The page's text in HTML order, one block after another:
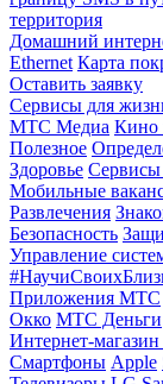
территория
Домашний
Ethernet Карта
Оставить заявку
Сервисы для
МТС Медиа Кино
Полезное
Здоровье Сервисы
Мобильные
Развлечения
Безопасность
Управление
Приложения МТС
Окко МТС Деньги
Интернет-магазин
Смартфоны Apple